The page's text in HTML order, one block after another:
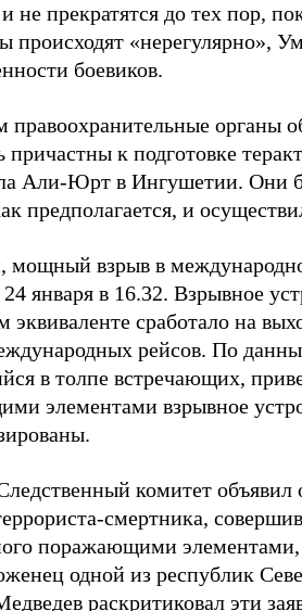
не прекратятся до тех пор,
происходят «нерегулярно»,
боевиков.
правоохранительные органы
причастны к подготовке
Али-Юрт в Ингушетии. Они
предполагается, и
взрыв в
января в 16.32. Взрывное
эквиваленте сработало на
рейсов. По
в толпе встречающих,
элементами взрывное
комитет объявил
смертника,
поражающими
одной из республик
раскритиковал эти